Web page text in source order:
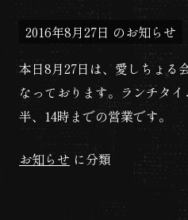
2016年8月27日 のお知らせ
本日8月27日は、愛しちょる
なっております。ランチタ
半、14時までの営業です。
お知らせ に分類